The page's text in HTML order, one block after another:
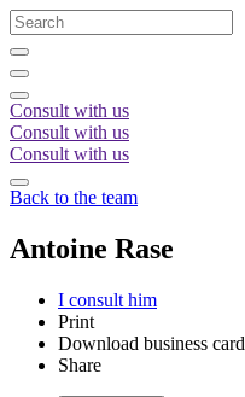
Consult with us
Consult with us
Consult with us
Back to the team
Antoine Rase
I consult him
Print
Download business card
Share